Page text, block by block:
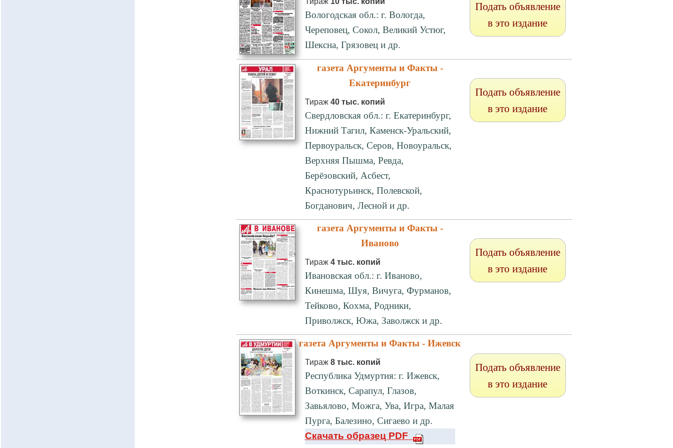
Вологодская обл.: г. Вологда,
Череповец, Сокол, Великий Устюг,
Шексна, Грязовец и др.
Подать объявление
в это издание
газета Аргументы и Факты -
Екатеринбург
Тираж 40 тыс. копий
Свердловская обл.: г. Екатеринбург,
Нижний Тагил, Каменск-Уральский,
Первоуральск, Серов, Новоуральск,
Верхняя Пышма, Ревда,
Берёзовский, Асбест,
Краснотурьинск, Полевской,
Богданович, Лесной и др.
Подать объявление
в это издание
газета Аргументы и Факты -
Иваново
Тираж 4 тыс. копий
Ивановская обл.: г. Иваново,
Кинешма, Шуя, Вичуга, Фурманов,
Тейково, Кохма, Родники,
Приволжск, Южа, Заволжск и др.
Подать объявление
в это издание
газета Аргументы и Факты - Ижевск
Тираж 8 тыс. копий
Республика Удмуртия: г. Ижевск,
Воткинск, Сарапул, Глазов,
Завьялово, Можга, Ува, Игра, Малая
Пурга, Балезино, Сигаево и др.
Скачать образец PDF
Подать объявление
в это издание